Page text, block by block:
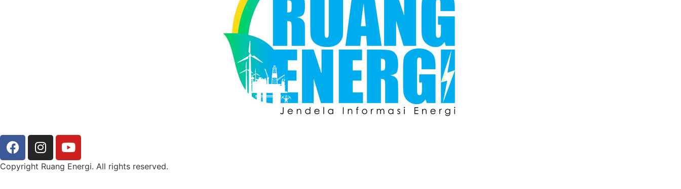
Copyright Ruang Energi. All rights reserved.